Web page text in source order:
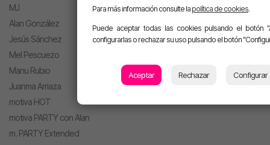
MJ
Alan González
Jesús Sánchez
Mel Pescuezo
Manu Rubio
Juanma Arriaza
motiva HOT
motiva PARTY con Alan
m. PARTY Extended
Para más información consulte la política de cookies.
Puede aceptar todas las cookies pulsando el botón
configurarlas o rechazar su uso pulsando el botón
Aceptar Rechazar Configurar